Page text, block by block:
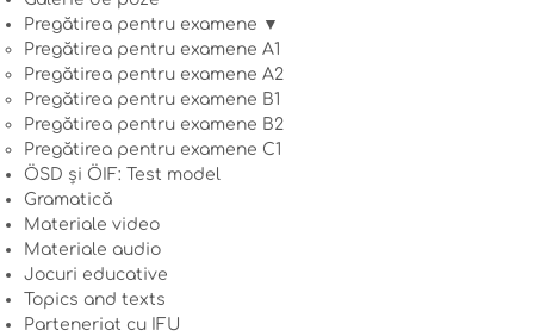
Pregătirea pentru examene ▼
Pregătirea pentru examene A1
Pregătirea pentru examene A2
Pregătirea pentru examene B1
Pregătirea pentru examene B2
Pregătirea pentru examene C1
ÖSD și ÖIF: Test model
Gramatică
Materiale video
Materiale audio
Jocuri educative
Topics and texts
Parteneriat cu IFU